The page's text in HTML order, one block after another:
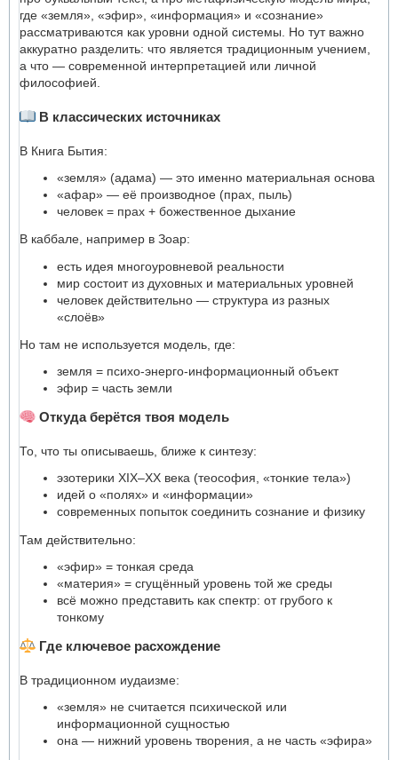
где «земля», «эфир», «информация» и «сознание»
рассматриваются как уровни одной системы. Но тут важно
аккуратно разделить: что является традиционным учением,
а что — современной интерпретацией или личной
философией.
В классических источниках
В Книга Бытия:
«земля» (адама) — это именно материальная основа
«афар» — её производное (прах, пыль)
человек = прах + божественное дыхание
В каббале, например в Зоар:
есть идея многоуровневой реальности
мир состоит из духовных и материальных уровней
человек действительно — структура из разных
«слоёв»
Но там не используется модель, где:
земля = психо-энерго-информационный объект
эфир = часть земли
Откуда берётся твоя модель
То, что ты описываешь, ближе к синтезу:
эзотерики XIX–XX века (теософия, «тонкие тела»)
идей о «полях» и «информации»
современных попыток соединить сознание и физику
Там действительно:
«эфир» = тонкая среда
«материя» = сгущённый уровень той же среды
всё можно представить как спектр: от грубого к
тонкому
Где ключевое расхождение
В традиционном иудаизме:
«земля» не считается психической или
информационной сущностью
она — нижний уровень творения, а не часть «эфира»